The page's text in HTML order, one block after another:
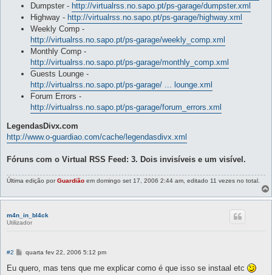
Dumpster - http://virtualrss.no.sapo.pt/ps-garage/dumpster.xml
Highway - http://virtualrss.no.sapo.pt/ps-garage/highway.xml
Weekly Comp -
http://virtualrss.no.sapo.pt/ps-garage/weekly_comp.xml
Monthly Comp -
http://virtualrss.no.sapo.pt/ps-garage/monthly_comp.xml
Guests Lounge -
http://virtualrss.no.sapo.pt/ps-garage/ ... lounge.xml
Forum Errors -
http://virtualrss.no.sapo.pt/ps-garage/forum_errors.xml
LegendasDivx.com
http://www.o-guardiao.com/cache/legendasdivx.xml
Fóruns com o Virtual RSS Feed: 3. Dois invisíveis e um visível.
Última edição porGuardião em domingo set 17, 2006 2:44 am, editado 11 vezes no total.
m4n_in_bl4ck
Utilizador
#2
M
n
s
quarta fev 22, 2006 5:12 pm
Eu quero, mas tens que me explicar como é que isso se instaal etc